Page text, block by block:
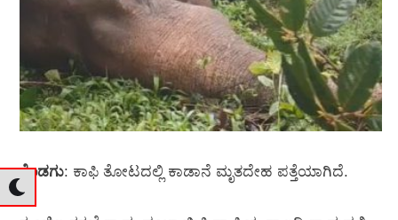
ಕೊಡಗು: ಕಾಫಿ ತೋಟದಲ್ಲಿ ಕಾಡಾನೆ ಮೃತದೇಹ ಪತ್ತೆಯಾಗಿದೆ.